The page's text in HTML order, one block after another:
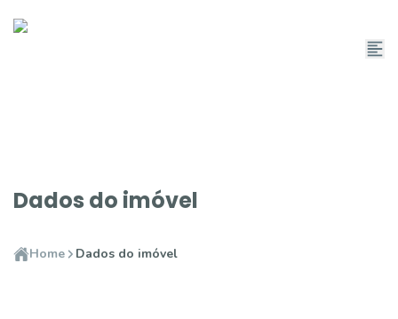
Dados do imóvel
Home Dados do imóvel